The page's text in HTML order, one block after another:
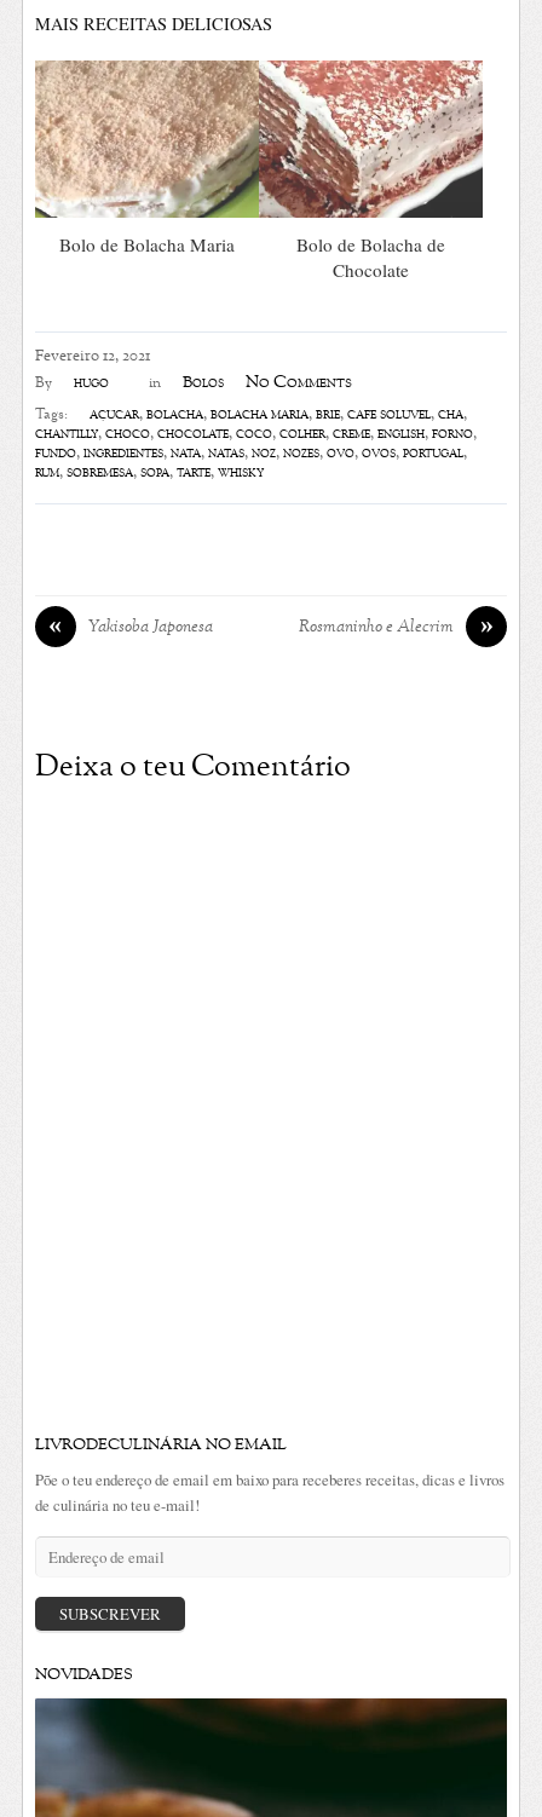
Fevereiro 12, 2021
By hugo in Bolos No Comments
Tags: açúcar,bolacha,bolacha maria,brie,café solúvel,chá,
chantilly,choco,chocolate,coco,colher,creme,english,forno,
fundo,ingredientes,nata,natas,noz,nozes,ovo,ovos,portugal,
rum,sobremesa,sopa,tarte,whisky
MAIS RECEITAS DELICIOSAS
Bolo de Bolacha Maria
Bolo de Bolacha de
Chocolate
« Yakisoba Japonesa »
Rosmaninho e Alecrim
Deixa o teu Comentário
LIVRODECULINÁRIA NO EMAIL
Põe o teu endereço de email em baixo para receberes receitas, dicas e livros
de culinária no teu e-mail!
Endereço
email
SUBSCREVER
NOVIDADES